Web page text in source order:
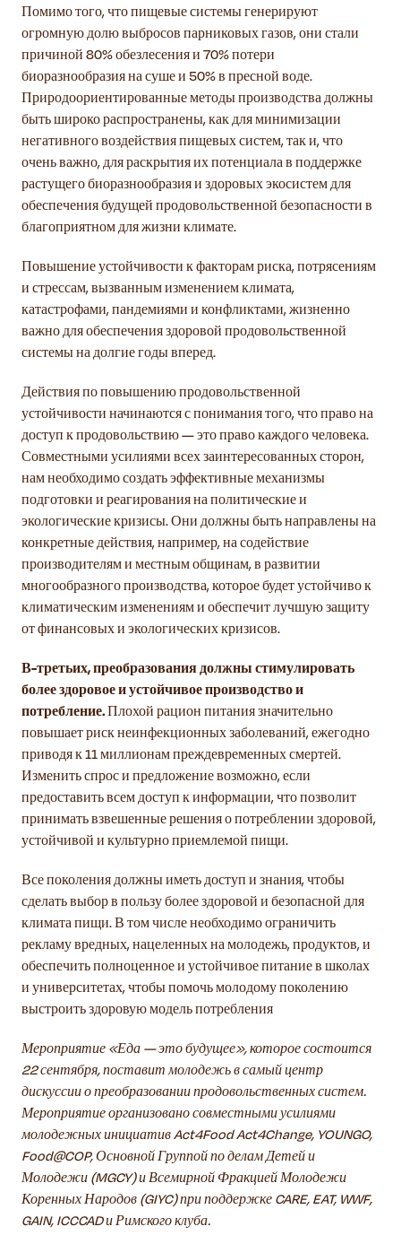
Помимо того, что пищевые системы генерируют
огромную долю выбросов парниковых газов, они стали
причиной 80% обезлесения и 70% потери
биоразнообразия на суше и 50% в пресной воде.
Природоориентированные методы производства должны
быть широко распространены, как для минимизации
негативного воздействия пищевых систем, так и, что
очень важно, для раскрытия их потенциала в поддержке
растущего биоразнообразия и здоровых экосистем для
обеспечения будущей продовольственной безопасности в
благоприятном для жизни климате.
Повышение устойчивости к факторам риска, потрясениям
и стрессам, вызванным изменением климата,
катастрофами, пандемиями и конфликтами, жизненно
важно для обеспечения здоровой продовольственной
системы на долгие годы вперед.
Действия по повышению продовольственной
устойчивости начинаются с понимания того, что право на
доступ к продовольствию — это право каждого человека.
Совместными усилиями всех заинтересованных сторон,
нам необходимо создать эффективные механизмы
подготовки и реагирования на политические и
экологические кризисы. Они должны быть направлены на
конкретные действия, например, на содействие
производителям и местным общинам, в развитии
многообразного производства, которое будет устойчиво к
климатическим изменениям и обеспечит лучшую защиту
от финансовых и экологических кризисов.
В-третьих, преобразования должны стимулировать
более здоровое и устойчивое производство и
потребление.Плохой рацион питания значительно
повышает риск неинфекционных заболеваний, ежегодно
приводя к 11 миллионам преждевременных смертей.
Изменить спрос и предложение возможно, если
предоставить всем доступ к информации, что позволит
принимать взвешенные решения о потреблении здоровой,
устойчивой и культурно приемлемой пищи.
Все поколения должны иметь доступ и знания, чтобы
сделать выбор в пользу более здоровой и безопасной для
климата пищи. В том числе необходимо ограничить
рекламу вредных, нацеленных на молодежь, продуктов, и
обеспечить полноценное и устойчивое питание в школах
и университетах, чтобы помочь молодому поколению
выстроить здоровую модель потребления
Мероприятие «Еда — это будущее», которое состоится
22 сентября, поставит молодежь в самый центр
дискуссии о преобразовании продовольственных систем.
Мероприятие организовано совместными усилиями
молодежных инициатив Act4Food Act4Change, YOUNGO,
Food@COP, Основной Группой по делам Детей и
Молодежи (MGCY) и Всемирной Фракцией Молодежи
Коренных Народов (GIYC) при поддержке CARE, EAT, WWF,
GAIN, ICCCAD и Римского клуба.